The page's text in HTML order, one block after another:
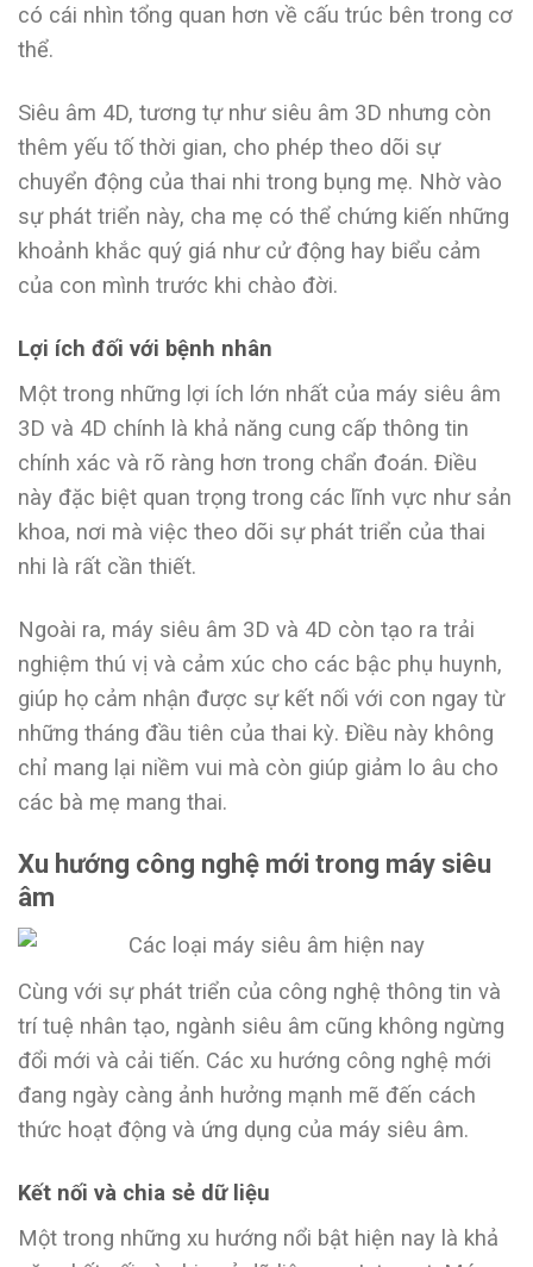
có cái nhìn tổng quan hơn về cấu trúc bên trong cơ
thể.
Siêu âm 4D, tương tự như siêu âm 3D nhưng còn
thêm yếu tố thời gian, cho phép theo dõi sự
chuyển động của thai nhi trong bụng mẹ. Nhờ vào
sự phát triển này, cha mẹ có thể chứng kiến những
khoảnh khắc quý giá như cử động hay biểu cảm
của con mình trước khi chào đời.
Lợi ích đối với bệnh nhân
Một trong những lợi ích lớn nhất của máy siêu âm
3D và 4D chính là khả năng cung cấp thông tin
chính xác và rõ ràng hơn trong chẩn đoán. Điều
này đặc biệt quan trọng trong các lĩnh vực như sản
khoa, nơi mà việc theo dõi sự phát triển của thai
nhi là rất cần thiết.
Ngoài ra, máy siêu âm 3D và 4D còn tạo ra trải
nghiệm thú vị và cảm xúc cho các bậc phụ huynh,
giúp họ cảm nhận được sự kết nối với con ngay từ
những tháng đầu tiên của thai kỳ. Điều này không
chỉ mang lại niềm vui mà còn giúp giảm lo âu cho
các bà mẹ mang thai.
Xu hướng công nghệ mới trong máy siêu
âm
Cùng với sự phát triển của công nghệ thông tin và
trí tuệ nhân tạo, ngành siêu âm cũng không ngừng
đổi mới và cải tiến. Các xu hướng công nghệ mới
đang ngày càng ảnh hưởng mạnh mẽ đến cách
thức hoạt động và ứng dụng của máy siêu âm.
Kết nối và chia sẻ dữ liệu
Một trong những xu hướng nổi bật hiện nay là khả